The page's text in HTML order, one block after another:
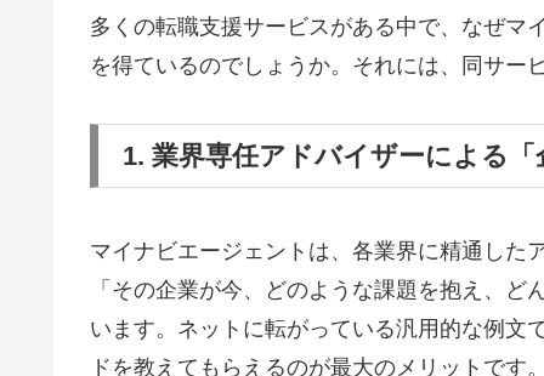
多くの転職支援サービスがある中で、なぜマ
を得ているのでしょうか。それには、同サー
1. 業界専任アドバイザーによる「
マイナビエージェントは、各業界に精通した
「その企業が今、どのような課題を抱え、
います。ネットに転がっている汎用的な例文
ドを教えてもらえるのが最大のメリットです